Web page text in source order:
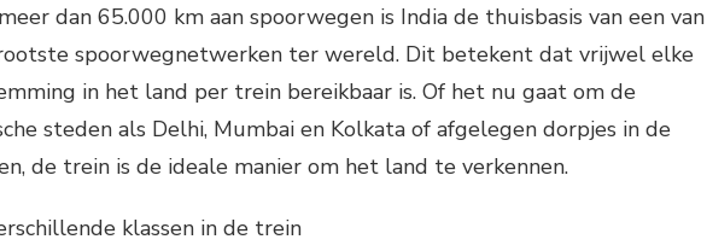
dan 65.000 km aan spoorwegen is India de thuisbasis van een van
spoorwegnetwerken ter wereld. Dit betekent dat vrijwel elke
in het land per trein bereikbaar is. Of het nu gaat om de
steden als Delhi, Mumbai en Kolkata of afgelegen dorpjes in de
de trein is de ideale manier om het land te verkennen.
klassen in de trein